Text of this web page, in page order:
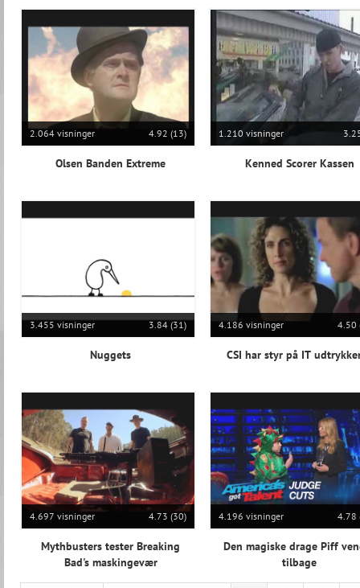
2.064 visninger 4.92 (13)
Olsen Banden Extreme
1.210 visninger
Kenned Scorer Kassen
3.455 visninger 3.84 (31)
Nuggets
4.186 visninger 4.50
CSI har styr på IT
4.697 visninger 4.73 (30)
Mythbusters tester Breaking
Bad's maskingevær
4.196 visninger 4.78
Den magiske drage Piff
tilbage